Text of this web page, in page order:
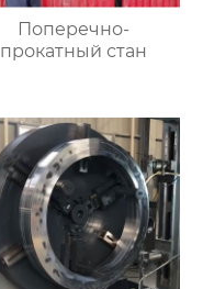
Поперечно-
прокатный стан